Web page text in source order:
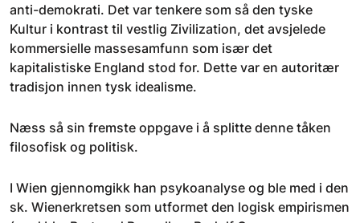
anti-demokrati. Det var tenkere som så den tyske
Kultur i kontrast til vestlig Zivilization, det avsjelede
kommersielle massesamfunn som især det
kapitalistiske England stod for. Dette var en autoritær
tradisjon innen tysk idealisme.
Næss så sin fremste oppgave i å splitte denne tåken
filosofisk og politisk.
I Wien gjennomgikk han psykoanalyse og ble med i den
sk. Wienerkretsen som utformet den logisk empirismen